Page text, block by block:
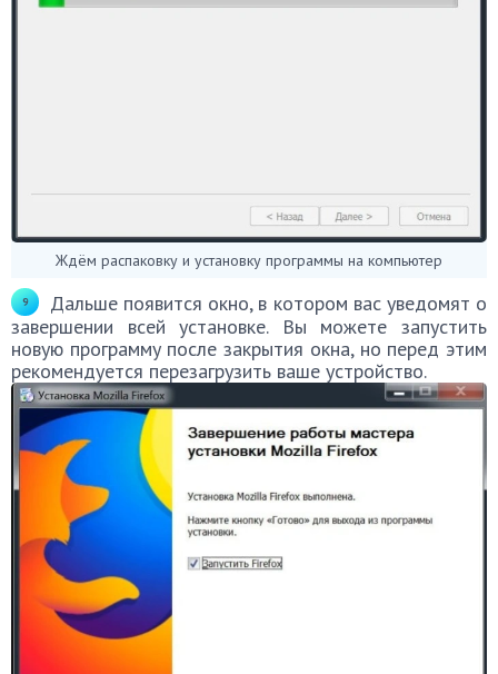
Ждём распаковку и установку программы на компьютер
Дальше появится окно, в котором вас уведомят о
завершении всей установке. Вы можете запустить
новую программу после закрытия окна, но перед этим
рекомендуется перезагрузить ваше устройство.